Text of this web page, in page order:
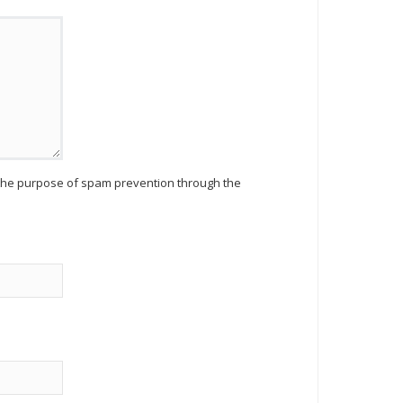
purpose of spam prevention through the